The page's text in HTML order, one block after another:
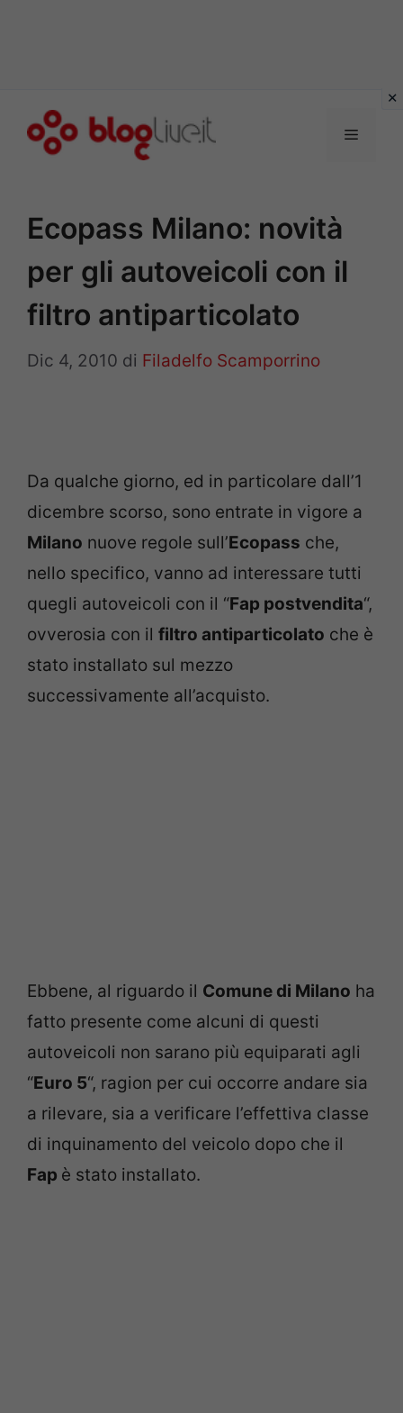
Menu
Ecopass Milano: novità
per gli autoveicoli con il
filtro antiparticolato
Dic 4, 2010 di Filadelfo Scamporrino
Da qualche giorno, ed in particolare dall’1
dicembre scorso, sono entrate in vigore a
Milano nuove regole sull’Ecopass che,
nello specifico, vanno ad interessare tutti
quegli autoveicoli con il “Fap postvendita“,
ovverosia con il filtro antiparticolato che è
stato installato sul mezzo
successivamente all’acquisto.
Ebbene, al riguardo il Comune di Milano ha
fatto presente come alcuni di questi
autoveicoli non sarano più equiparati agli
“Euro 5“, ragion per cui occorre andare sia
a rilevare, sia a verificare l’effettiva classe
di inquinamento del veicolo dopo che il
Fap è stato installato.